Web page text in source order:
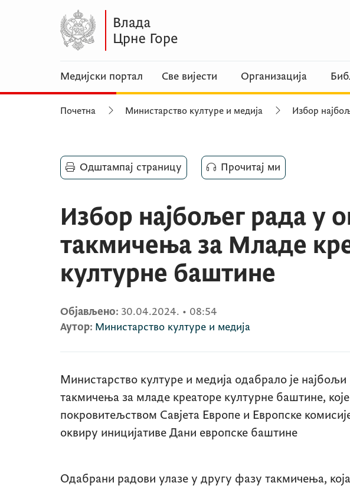
Медијски портал Све вијести Организација
Почетна Министарство културе и медија Избор
Одштампај страницу Прочитај ми
Избор најбољег рада у
такмичења за Младе
културне баштине
Објављено: 30.04.2024. • 08:54
Аутор: Министарство културе и медија
Министарство културе и медија одабрало је
такмичења за младе креаторе културне баштине,
покровитељством Савјета Европе и Европске
оквиру иницијативе Дани европске баштине
Одабрани радови улазе у другу фазу такмичења, која